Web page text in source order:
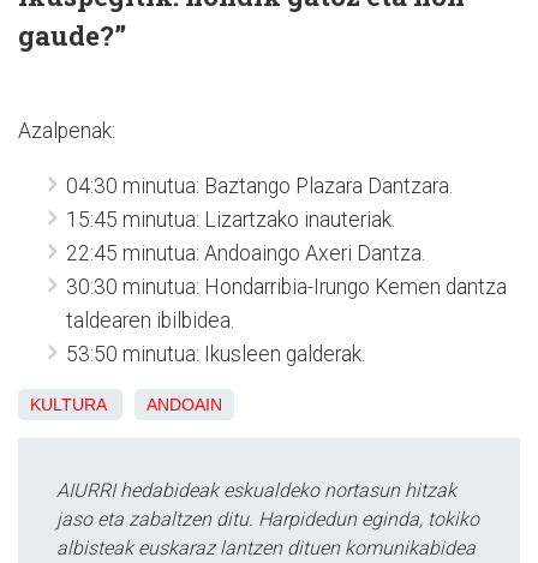
gaude?”
Azalpenak:
04:30 minutua: Baztango Plazara Dantzara.
15:45 minutua: Lizartzako inauteriak.
22:45 minutua: Andoaingo Axeri Dantza.
30:30 minutua: Hondarribia-Irungo Kemen dantza
taldearen ibilbidea.
53:50 minutua: Ikusleen galderak.
KULTURA ANDOAIN
AIURRI hedabideak eskualdeko nortasun hitzak
jaso eta zabaltzen ditu. Harpidedun eginda, tokiko
albisteak euskaraz lantzen dituen komunikabidea